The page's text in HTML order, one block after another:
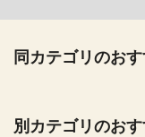
同カテゴリのお
別カテゴリのお